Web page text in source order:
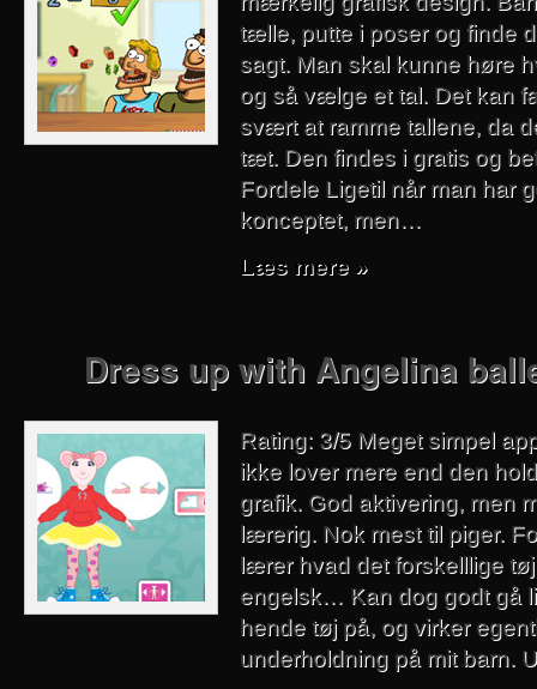
tælle, putte i poser og finde
sagt. Man skal kunne høre
og så vælge et tal. Det kan
svært at ramme tallene, da
tæt. Den findes i gratis og
Fordele Ligetil når man har
konceptet, men…
Læs mere »
Dress up with Angelina
Rating: 3/5 Meget simpel
ikke lover mere end den
grafik. God aktivering, men
lærerig. Nok mest til piger.
lærer hvad det forskelllige
engelsk… Kan dog godt gå
hende tøj på, og virker
underholdning på mit barn.